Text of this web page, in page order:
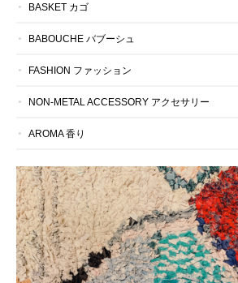
BASKET カゴ
BABOUCHE バブーシュ
FASHION ファッション
NON-METAL ACCESSORY アクセサリー
AROMA 香り